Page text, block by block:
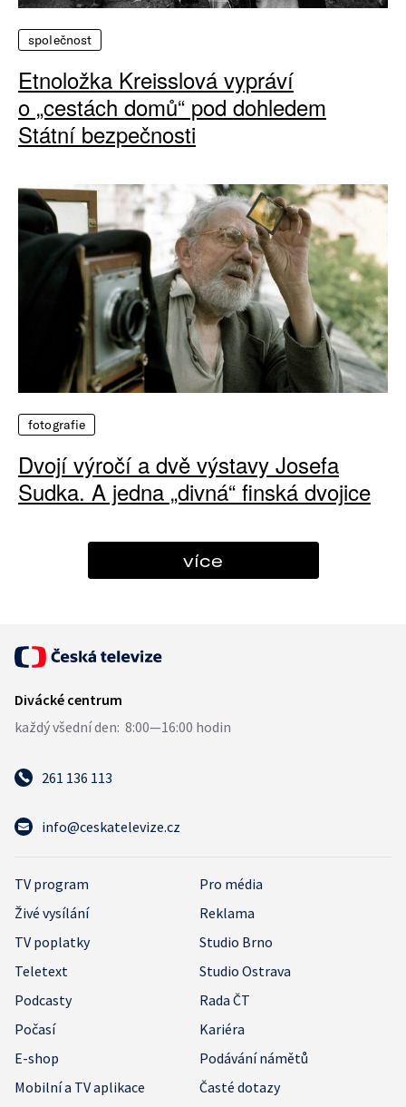
společnost
Etnoložka Kreisslová vypráví
o „cestách domů“ pod dohledem
Státní bezpečnosti
fotografie
Dvojí výročí a dvě výstavy Josefa
Sudka. A jedna „divná“ finská dvojice
více
261 136 113
info@ceskatelevize.cz
TV program
Pro média
Živé vysílání
Reklama
TV poplatky
Studio Brno
Teletext
Studio Ostrava
Podcasty
Rada ČT
Počasí
Kariéra
E-shop
Podávání námětů
Mobilní a TV aplikace
Časté dotazy